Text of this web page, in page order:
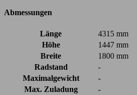
Abmessungen
Länge
4315 mm
Höhe
1447 mm
Breite
1800 mm
Radstand
-
Maximalgewicht
-
Max. Zuladung
-